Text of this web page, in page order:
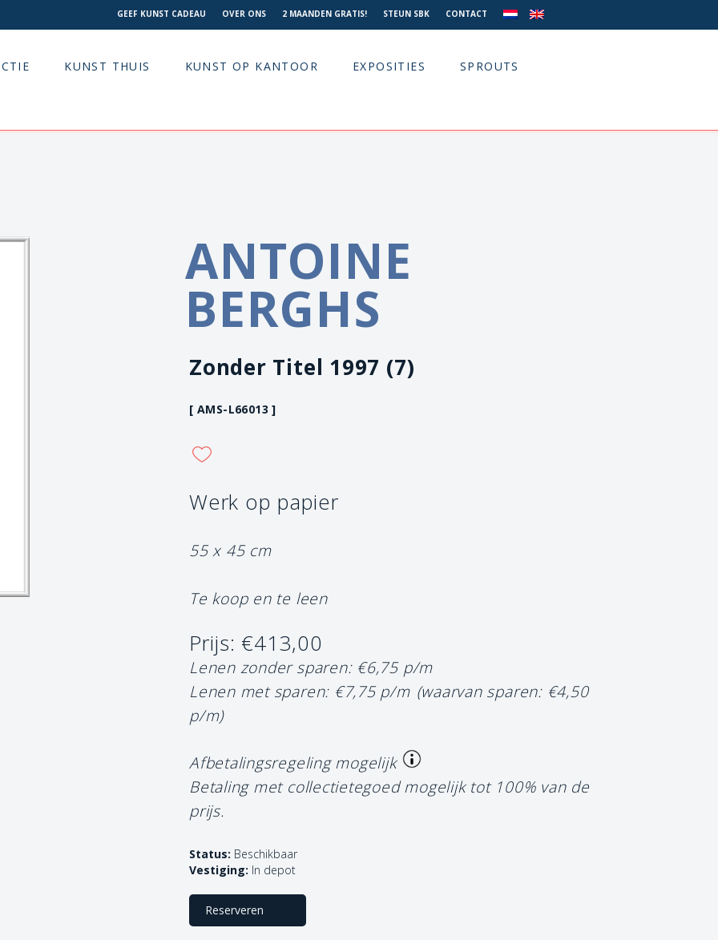
GEEF KUNST CADEAU OVER ONS 2 MAANDEN GRATIS! STEUN SBK CONTACT
KUNST THUIS KUNST OP KANTOOR EXPOSITIES SPROUTS
ANTOINE
BERGHS
Zonder Titel 1997 (7)
[ AMS-L66013 ]
Werk op papier
55 x 45 cm
Te koop en te leen
Prijs: €413,00
Lenen zonder sparen: €6,75 p/m
Lenen met sparen: €7,75 p/m (waarvan sparen: €4,50
p/m)
Afbetalingsregeling mogelijk
Betaling met collectietegoed mogelijk tot 100% van de
prijs.
Status: Beschikbaar
Vestiging: In depot
Reserveren